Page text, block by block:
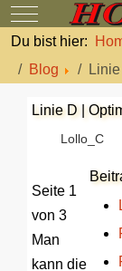
Mobile Menu
Du bist hier:
Blog
Linie D |
Lollo_C
Seite 1
von 3
Man
kann die